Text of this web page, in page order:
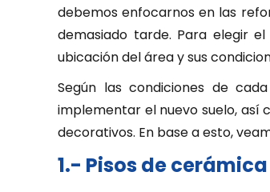
debemos enfocarnos en las
demasiado tarde. Para elegir
ubicación del área y sus
Según las condiciones de
implementar el nuevo suelo,
decorativos. En base a esto,
1.- Pisos de